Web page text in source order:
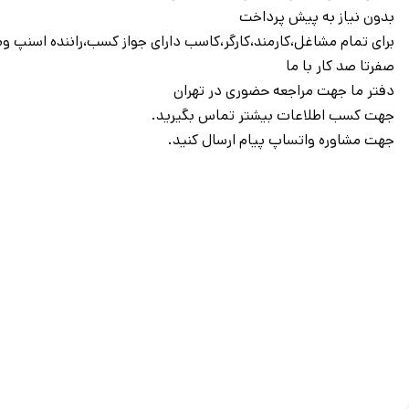
بدون نیاز به پیش پرداخت
برای تمام مشاغل،کارمند،کارگر،کاسب دارای جواز کسب،راننده
صفرتا صد کار با ما
دفتر ما جهت مراجعه حضوری در تهران
جهت کسب اطلاعات بیشتر تماس بگیرید.
جهت مشاوره واتساپ پیام ارسال کنید.